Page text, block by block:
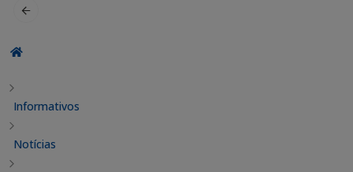
Informativos
Notícias